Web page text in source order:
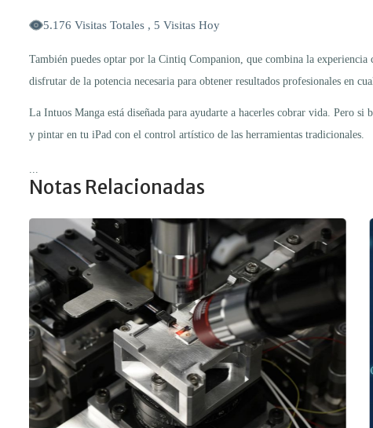
5.176 Visitas Totales , 5 Visitas Hoy
También puedes optar por la Cintiq Companion, que combina la
disfrutar de la potencia necesaria para obtener resultados profesionales en
La Intuos Manga está diseñada para ayudarte a hacerles cobrar vida. Pero
y pintar en tu iPad con el control artístico de las herramientas tradicionales.
Notas Relacionadas